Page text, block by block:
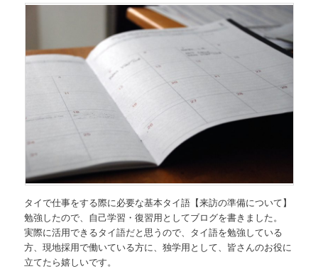
タイで仕事をする際に必要な基本タイ語【来訪の準備について】
勉強したので、自己学習・復習用としてブログを書きました。
実際に活用できるタイ語だと思うので、タイ語を勉強している
方、現地採用で働いている方に、独学用として、皆さんのお役に
立てたら嬉しいです。